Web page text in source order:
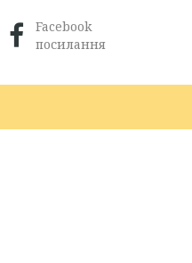
Facebook
посилання